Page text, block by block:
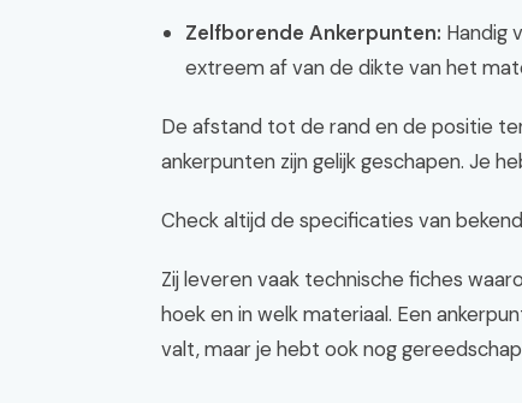
Zelfborende Ankerpunten: Handig
extreem af van de dikte van het
De afstand tot de rand en de positie
ankerpunten zijn gelijk geschapen. Je
Check altijd de specificaties van
Zij leveren vaak technische fiches
hoek en in welk materiaal. Een
valt, maar je hebt ook nog